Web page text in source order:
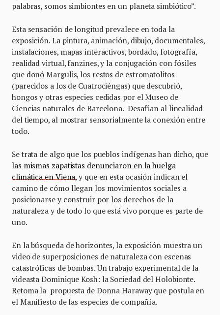
palabras, somos simbiontes en un planeta simbiótico”.
Esta sensación de longitud prevalece en toda la
exposición. La pintura, animación, dibujo, documentales,
instalaciones, mapas interactivos, bordado, fotografía,
realidad virtual, fanzines, y la conjugación con fósiles
que donó Margulis, los restos de estromatolitos
(parecidos a los de Cuatrociéngas) que descubrió,
hongos y otras especies cedidas por el Museo de
Ciencias naturales de Barcelona. Desafían al linealidad
del tiempo, al mostrar sensorialmente la conexión entre
todo.
Se trata de algo que los pueblos indígenas han dicho, que
las mismas zapatistas denunciaron en la huelga
climática en Viena, y que en esta ocasión indican el
camino de cómo llegan los movimientos sociales a
posicionarse y construir por los derechos de la
naturaleza y de todo lo que está vivo porque es parte de
uno.
En la búsqueda de horizontes, la exposición muestra un
video de superposiciones de naturaleza con escenas
catastróficas de bombas. Un trabajo experimental de la
videasta Dominique Kosh: la Sociedad del Holobionte.
Retoma la propuesta de Donna Haraway que postula en
el Manifiesto de las especies de compañía.